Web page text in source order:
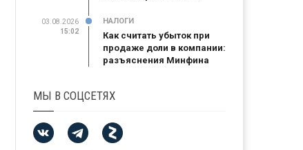
03.08.2026
15:02
НАЛОГИ
Как считать убыток при
продаже доли в компании:
разъяснения Минфина
МЫ В СОЦСЕТЯХ